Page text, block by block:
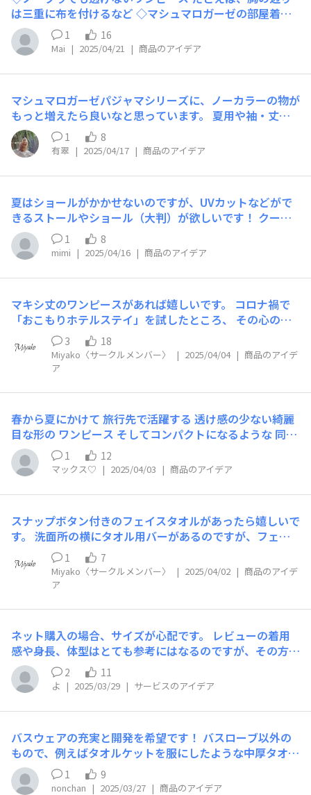
アがあればいいなぁと思います。
は三重に布を付けるなど ◇マシュマロガーゼの部屋着、
ワンピース もっと種類があったらいいな
1 16
Mai | 2025/04/21 | 商品のアイデア
マシュマロガーゼパジャマシリーズに、ノーカラーの物が
もっと増えたら良いなと思っています。 夏用や袖・丈が7
分の物だけでなく、冬用の厚手の物や長袖・長ズボンの物
でも、ノーカラーがあると嬉しいです。 お店で定期的に
高さを調整できる枕を愛用しているのですが、実際に寝る
時はパジャマの襟分の高さが影響して、たまに首が痛くな
を温める】のも効果的だと聞くので、襟の代わりに背中部
分の厚みを増やすのはどうかなとも思いました🤔
1 8
有翠 | 2025/04/17 | 商品のアイデア
夏はショールがかかせないのですが、UVカットなどがで
きるストールやショール（大判）が欲しいです！ クーラ
ーの場では足元から冷えたりもするので膝掛けにもした
り。。。 140×140くらいあれば色々と活用できてありが
たいです！（横が細くても大判なら！）
1 8
mimi | 2025/04/16 | 商品のアイデア
マキシ丈のワンピースがあれば嬉しいです。 コロナ禍で
「おこもりホテルステイ」を試したところ、 その心の充
足感にすっかりはまってしまいました。 それ以来、年に
一度は、ホテルから一歩も外に出ず、 ステイを楽しむ二
泊三日の旅行をするようになりました。 特にドレスコー
RIHAやne Quittez pasなどのリゾート感のある マキシ丈
ワンピースを着て、リラックスした時間を楽しんでいま
す。 UCHINOの2025SSを拝見しても、 その華やかさに心
躍るような商品ばかりです。 ただミディ丈やミモレ丈な
ど足元が見えるアイテムが多いため、 なかなか外で1枚で
着る勇気が出ず… 涙を飲んで見送っている現状です。 自
たいです。 そのため、もし可能であれば、1枚で完結する
マキシ丈ワンピースも 商品展開に含めていただけたらと
ても嬉しいです。
3 18
Miyako〈サークルメンバー〉 | 2025/04/04 | 商品のアイデ
ア
春から夏にかけて 旅行先で活躍する 透け感の少ない綺麗
目な形の ワンピース そしてコンパクトになるような 同じ
生地感の巾着のような袋付きのものが 欲しいです シワに
なりにくければなおGOODです
1 12
マックス♡ | 2025/04/03 | 商品のアイデア
スナップボタン付きのフェイスタオルがあったら嬉しいで
す。 洗面所の横にタオル用バーがあるのですが、フェイ
スタオルをかけると洗面台ギリギリになってしまいます。
またフェイスタオル全面を使いきれず、特定の場所のみが
濡れてしまう現状です。 そのため端にスナップボタンが
の商品があると、とても嬉しいです。
1 7
Miyako〈サークルメンバー〉 | 2025/04/02 | 商品のアイデ
ア
ネット購入の場合、サイズが心配です。 レビューの着用
感や身長、体型はとても参考にはなるのですが、その方が
どのサイズを購入されたのかが分かりません。 衣類につ
いては注文されたサイズがあると、より参考になります。
2 11
よ | 2025/03/29 | サービスのアイデア
バスウェアの充実と開発を希望です！ バスローブ以外の
もので、例えばタオルケットを服にしたような中厚タオル
地のパジャマがあったら嬉しいです♡ 布団を被らなくて
も空調などで冷えないようなものが希望です。
1 9
nonchan | 2025/03/27 | 商品のアイデア